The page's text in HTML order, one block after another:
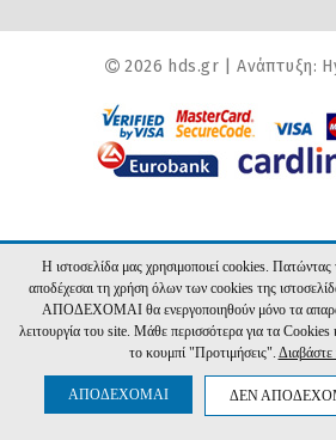
2026 hds.gr | Ανάπτυξη:
Η ιστοσελίδα μας χρησιμοποιεί cookies.
αποδέχεσαι τη χρήση όλων των cookies της
ΑΠΟΔΕΧΟΜΑΙ θα ενεργοποιηθούν μόνο τα
λειτουργία του site. Μάθε περισσότερα για τα Cookies
το κουμπί "Προτιμήσεις". Διαβάστε
ΑΠΟΔΕΧΟΜΑΙ ΔΕΝ